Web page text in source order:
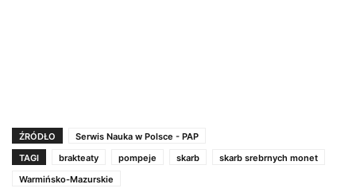
ŹRÓDŁO
Serwis Nauka w Polsce - PAP
TAGI
brakteaty pompeje skarb
skarb srebrnych monet
Warmińsko-Mazurskie